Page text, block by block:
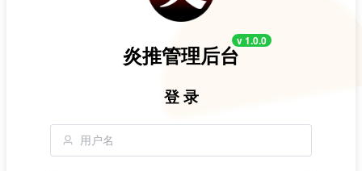
炎推管理后台
v 1.0.0
登 录